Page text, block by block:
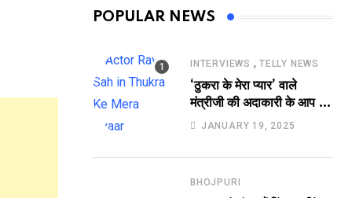
POPULAR NEWS
INTERVIEWS , TELLY NEWS
‘ठुकरा के मेरा प्यार’ वाले
मंत्रीजी की अदाकारी के आप भी
हो जाएंगे फैन, यकीं न हो तो
भूमिका
JANUARY 19, 2025
BHOJPURI